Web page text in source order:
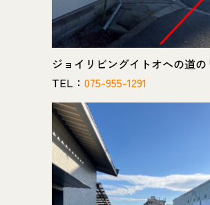
ジョイリビングイトオへの道
TEL： 075-955-1291